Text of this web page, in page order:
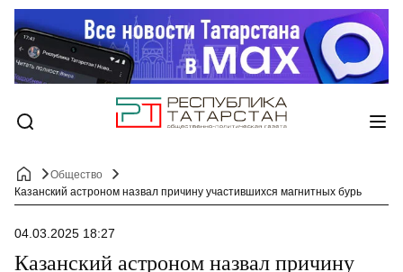
Общество
Казанский астроном назвал причину участившихся магнитных бурь
04.03.2025 18:27
Казанский астроном назвал причину